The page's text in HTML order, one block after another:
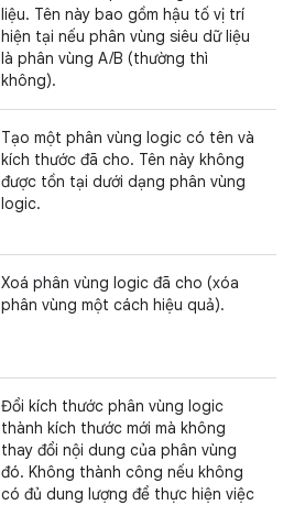
liệu. Tên này bao gồm hậu tố vị trí
hiện tại nếu phân vùng siêu dữ liệu
là phân vùng A/B (thường thì
không).
Tạo một phân vùng logic có tên và
kích thước đã cho. Tên này không
được tồn tại dưới dạng phân vùng
logic.
Xoá phân vùng logic đã cho (xóa
phân vùng một cách hiệu quả).
Đổi kích thước phân vùng logic
thành kích thước mới mà không
thay đổi nội dung của phân vùng
đó. Không thành công nếu không
có đủ dung lượng để thực hiện việc